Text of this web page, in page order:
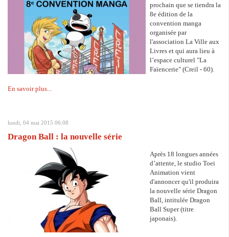
prochain que se tiendra la
8e édition de la
convention manga
organisée par
l'association La Ville aux
Livres et qui aura lieu à
l’espace culturel "La
Faïencerie" (Creil - 60).
En savoir plus...
lundi, 04 mai 2015 06:08
Dragon Ball : la nouvelle série
Après 18 longues années
d’attente, le studio Toei
Animation vient
d'annoncer qu'il produira
la nouvelle série Dragon
Ball, intitulée Dragon
Ball Super (titre
japonais).